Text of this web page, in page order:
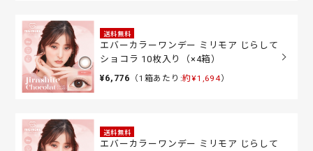
送料無料
エバーカラーワンデー ミリモア じらして
ショコラ 10枚入り（×4箱）
¥6,776 （1箱あたり:約¥1,694）
送料無料
エバーカラーワンデー ミリモア じらして